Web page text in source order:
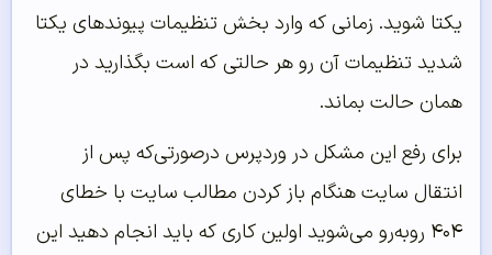
یکتا شوید. زمانی که وارد بخش تنظیمات پیوندهای یکتا
شدید تنظیمات آن رو هر حالتی که است بگذارید در
همان حالت بماند.
برای رفع این مشکل در وردپرس درصورتی‌که پس از
انتقال سایت هنگام باز کردن مطالب سایت با خطای
۴۰۴ روبه‌رو می‌شوید اولین کاری که باید انجام دهید این